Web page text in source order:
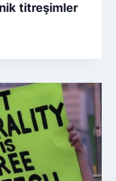
titreşimler